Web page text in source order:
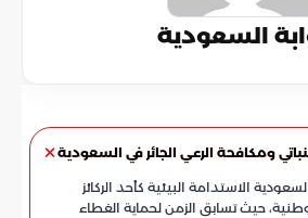
السعودية
ومكافحة الرعي الجائر في السعودية
الاستدامة البيئية كأحد الركائز
حيث تسابق الزمن لحماية الغطاء